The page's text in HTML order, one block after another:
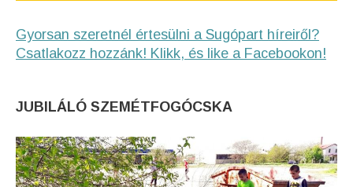
Gyorsan szeretnél értesülni a Sugópart híreiről?
Csatlakozz hozzánk! Klikk, és like a Facebookon!
JUBILÁLÓ SZEMÉTFOGÓCSKA